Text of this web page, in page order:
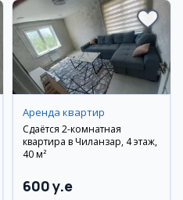
Аренда квартир
Сдаётся 2-комнатная
квартира в Чиланзар, 4 этаж,
40 м²
600 y.e